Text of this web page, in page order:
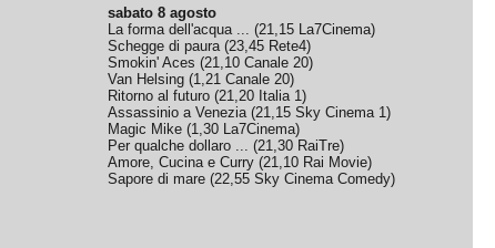
sabato 8 agosto
La forma dell'acqua ... (21,15 La7Cinema)
Schegge di paura(23,45 Rete4)
Smokin' Aces (21,10 Canale 20)
Van Helsing (1,21 Canale 20)
Ritorno al futuro (21,20 Italia 1)
Assassinio a Venezia(21,15 Sky Cinema 1)
Magic Mike (1,30 La7Cinema)
Per qualche dollaro ... (21,30 RaiTre)
Amore, Cucina e Curry (21,10 Rai Movie)
Sapore di mare (22,55 Sky Cinema Comedy)